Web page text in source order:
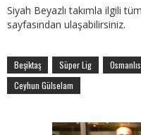
Siyah Beyazlı takımla ilgili
sayfasından ulaşabilirsiniz.
Beşiktaş Süper Lig
Ceyhun Gülselam